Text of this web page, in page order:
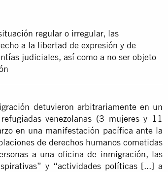
regular o irregular, las
a la libertad de expresión y de
judiciales, así como a no ser objeto
detuvieron arbitrariamente en un
venezolanas (3 mujeres y 11
en una manifestación pacífica ante la
de derechos humanos cometidas
a una oficina de inmigración, las
y “actividades políticas [...] a